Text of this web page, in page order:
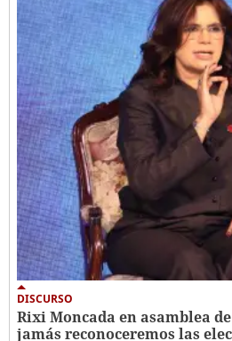
DISCURSO
Rixi Moncada en asamblea
jamás reconoceremos las